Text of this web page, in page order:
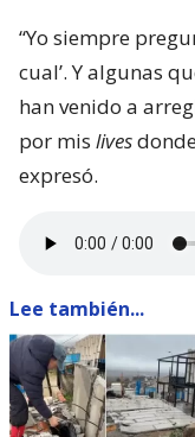
“Yo siempre
cual’. Y algunas
han venido a
por mis lives
expresó.
Lee también...